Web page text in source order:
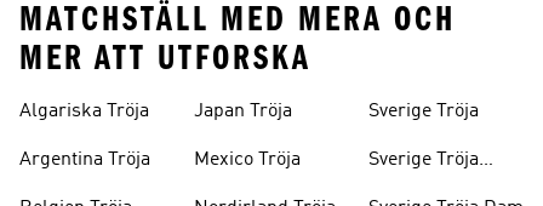
MATCHSTÄLL MED MERA OCH
MER ATT UTFORSKA
Algariska Tröja
Argentina Tröja
Japan Tröja
Mexico Tröja
Sverige Tröja
Sverige Tröja